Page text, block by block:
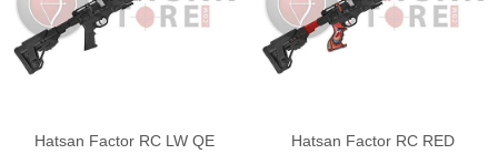
Hatsan Factor RC LW QE
Hatsan Factor RC RED